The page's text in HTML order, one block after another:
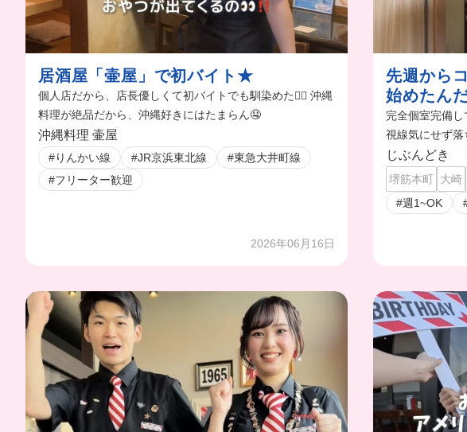
居酒屋「壷屋」で初バイト★
個人店だから、店長優しくて初バイトでも馴染めた🙆‍♀️ 沖縄
料理が絶品だから、沖縄好きにはたまらん🤤
沖縄料理 壷屋
#りんかい線 #JR京浜東北線
#東急大井町線
#フリーター歓迎
2026年06月16日
先週から
始めたん
完全個室完備
視線気にせず
ーも学べるの最
じぶんどき
堺筋本町 大崎
#週1~OK